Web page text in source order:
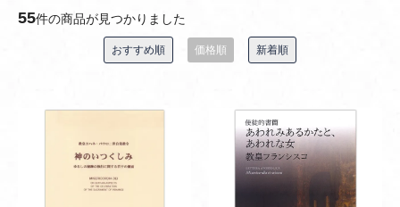
55件の商品が見つかりました
おすすめ順 価格順 新着順